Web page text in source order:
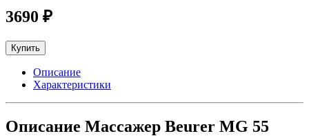
3690 ₽
Купить
Описание
Характеристики
Описание Массажер Beurer MG 55